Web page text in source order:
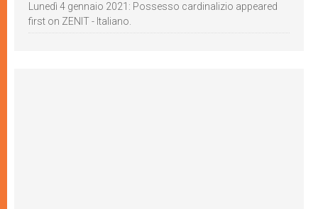
Lunedì 4 gennaio 2021: Possesso cardinalizio appeared
first on ZENIT - Italiano.